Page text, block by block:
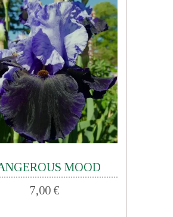
MOOD
7,00 €